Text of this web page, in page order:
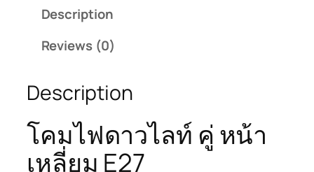
Description
Reviews (0)
Description
โคมไฟดาวไลท์ คู่ หน้า
เหลี่ยม E27